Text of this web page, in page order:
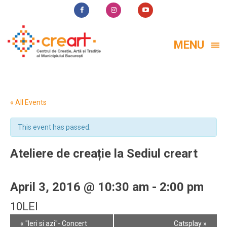
MENU
« All Events
This event has passed.
Ateliere de creație la Sediul creart
April 3, 2016 @ 10:30 am - 2:00 pm
10LEI
Event
« "Ieri si azi"- Concert
Catsplay »